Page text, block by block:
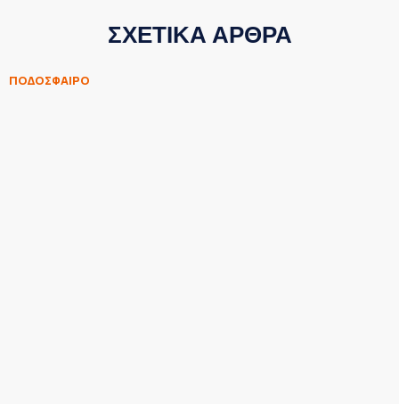
ΣΧΕΤΙΚΑ ΑΡΘΡΑ
ΠΟΔΟΣΦΑΙΡΟ